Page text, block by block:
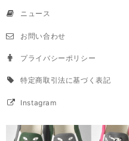
ニュース
お問い合わせ
プライバシーポリシー
特定商取引法に基づく表記
Instagram